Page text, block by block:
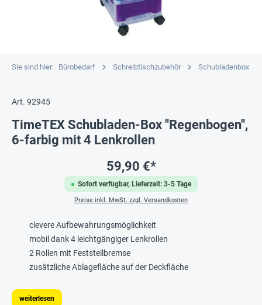
Sie sind hier: Bürobedarf Schreibtischzubehör Schubladenbox
Art. 92945
TimeTEX Schubladen-Box "Regenbogen",
6-farbig mit 4 Lenkrollen
Sofort verfügbar, Lieferzeit: 3-5 Tage
59,90 €*
Preise inkl. MwSt. zzgl. Versandkosten
clevere Aufbewahrungsmöglichkeit
mobil dank 4 leichtgängiger Lenkrollen
2 Rollen mit Feststellbremse
zusätzliche Ablagefläche auf der Deckfläche
weiterlesen